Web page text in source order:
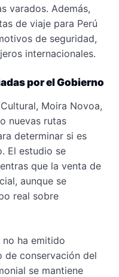
varados. Además,
de viaje para Perú
de seguridad,
internacionales.
por el Gobierno
Moira Novoa,
nuevas rutas
determinar si es
El estudio se
que la venta de
aunque se
real sobre
no ha emitido
de conservación del
se mantiene